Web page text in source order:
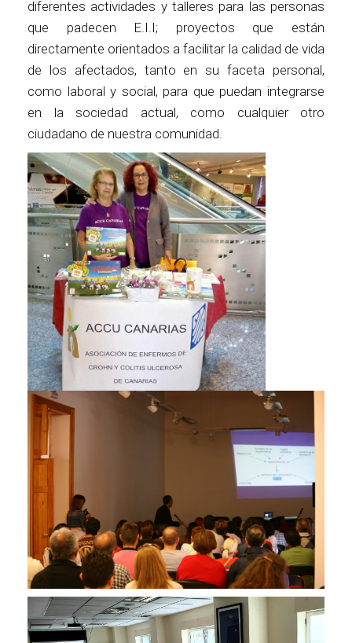
diferentes actividades y talleres para las personas
que padecen E.I.I; proyectos que están
directamente orientados a facilitar la calidad de vida
de los afectados, tanto en su faceta personal,
como laboral y social, para que puedan integrarse
en la sociedad actual, como cualquier otro
ciudadano de nuestra comunidad.